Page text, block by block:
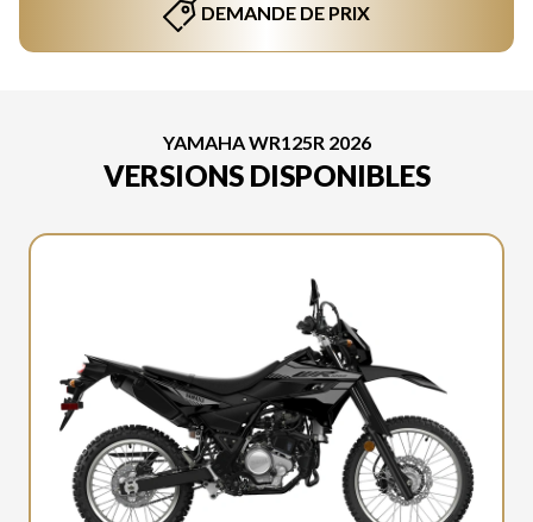
DEMANDE DE PRIX
YAMAHA WR125R 2026
VERSIONS DISPONIBLES